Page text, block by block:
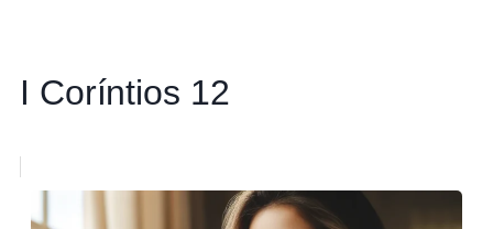
I Coríntios 12